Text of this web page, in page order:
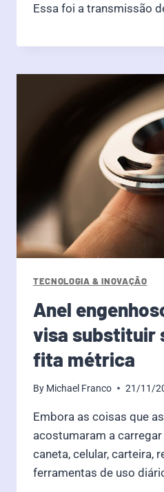
Essa foi a transmissão
TECNOLOGIA & INOVAÇÃO
Anel
visa substituir
fita métrica
By Michael Franco 21/11/
Embora as coisas que
acostumaram a
caneta, celular, carteira,
ferramentas de uso